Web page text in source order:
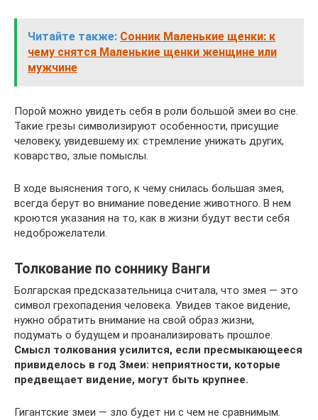
Читайте также: Сонник Маленькие щенки: к
чему снятся Маленькие щенки женщине или
мужчине
Порой можно увидеть себя в роли большой змеи во сне.
Такие грезы символизируют особенности, присущие
человеку, увидевшему их: стремление унижать других,
коварство, злые помыслы.
В ходе выяснения того, к чему снилась большая змея,
всегда берут во внимание поведение животного. В нем
кроются указания на то, как в жизни будут вести себя
недоброжелатели.
Толкование по соннику Ванги
Болгарская предсказательница считала, что змея — это
символ грехопадения человека. Увидев такое видение,
нужно обратить внимание на свой образ жизни,
подумать о будущем и проанализировать прошлое.
Смысл толкования усилится, если пресмыкающееся
привиделось в год Змеи: неприятности, которые
предвещает видение, могут быть крупнее.
Гигантские змеи — зло будет ни с чем не сравнимым.